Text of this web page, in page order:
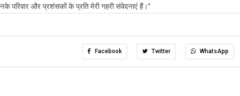
परिवार और प्रशंसकों के प्रति मेरी गहरी संवेदनाएं हैं।”
Facebook Twitter WhatsApp